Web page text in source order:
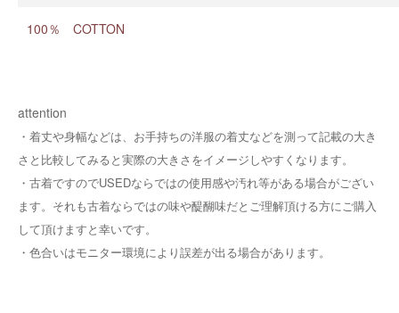
100％ COTTON
attention
・着丈や身幅などは、お手持ちの洋服の着丈などを測って記載の大き
さと比較してみると実際の大きさをイメージしやすくなります。
・ 古着ですのでUSEDならではの使用感や汚れ等がある場合がござい
ます。それも古着ならではの味や醍醐味だとご理解頂ける方にご購入
して頂けますと幸いです。
・ 色合いはモニター環境により誤差が出る場合があります。